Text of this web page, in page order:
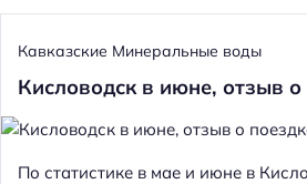
Кавказские Минеральные воды
Кисловодск в июне, отзыв о
По статистике в мае и июне в